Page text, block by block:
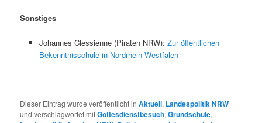
Sonstiges
Johannes Clessienne (Piraten NRW): Zur öffentlichen
Bekenntnisschule in Nordrhein-Westfalen
Dieser Eintrag wurde veröffentlicht inAktuell, Landespolitik NRW
und verschlagwortet mitGottesdienstbesuch,Grundschule,